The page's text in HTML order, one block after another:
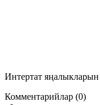
Интертат яңалыкларын
Комментарийлар (0)